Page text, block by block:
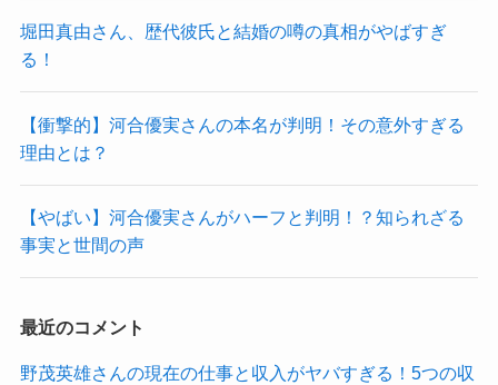
堀田真由さん、歴代彼氏と結婚の噂の真相がやばすぎ
る！
【衝撃的】河合優実さんの本名が判明！その意外すぎる
理由とは？
【やばい】河合優実さんがハーフと判明！？知られざる
事実と世間の声
最近のコメント
野茂英雄さんの現在の仕事と収入がヤバすぎる！5つの収